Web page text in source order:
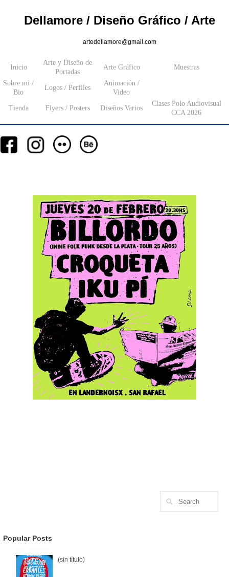
Dellamore / Diseño Gráfico / Arte
artedellamore@gmail.com
Inicio
Arte y Diseño de
Portadas
Arte Gráfico Muestras
Sobre mi /
Bio
Logos / Perfiles
Animación /
Video
Tienda Flyers / Posters Diseños Varios
Clases Polo Audiovisual
CCA 2026
Popular Posts
(sin título)